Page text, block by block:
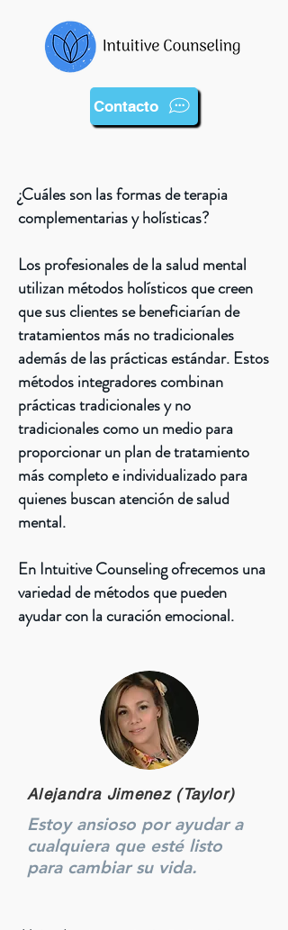
Contacto
¿Cuáles son las formas de terapia
complementarias y holísticas?
Los profesionales de la salud mental
utilizan métodos holísticos que creen
que sus clientes se beneficiarían de
tratamientos más no tradicionales
además de las prácticas estándar. Estos
métodos integradores combinan
prácticas tradicionales y no
tradicionales como un medio para
proporcionar un plan de tratamiento
más completo e individualizado para
quienes buscan atención de salud
mental.
En Intuitive Counseling ofrecemos una
variedad de métodos que pueden
ayudar con la curación emocional.
Alejandra Jimenez (Taylor)
Estoy ansioso por ayudar a
cualquiera que esté listo
para cambiar su vida.